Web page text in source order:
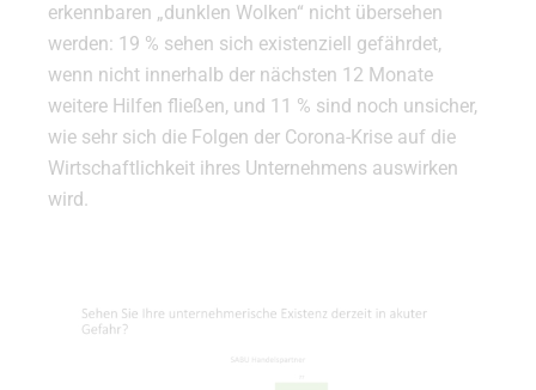
erkennbaren „dunklen Wolken“ nicht übersehen
werden: 19 % sehen sich existenziell gefährdet,
wenn nicht innerhalb der nächsten 12 Monate
weitere Hilfen fließen, und 11 % sind noch unsicher,
wie sehr sich die Folgen der Corona-Krise auf die
Wirtschaftlichkeit ihres Unternehmens auswirken
wird.